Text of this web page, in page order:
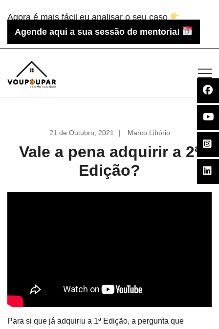
para
conteúdo
Agora é mais fácil eu analisar o seu caso
Agende aqui a sua sessão de mentoria!
21 de Outubro, 2021 Marco Libório
Vale a pena adquirir a 2ª
Edição?
Para si que já adquiriu a 1ª Edição, a pergunta que